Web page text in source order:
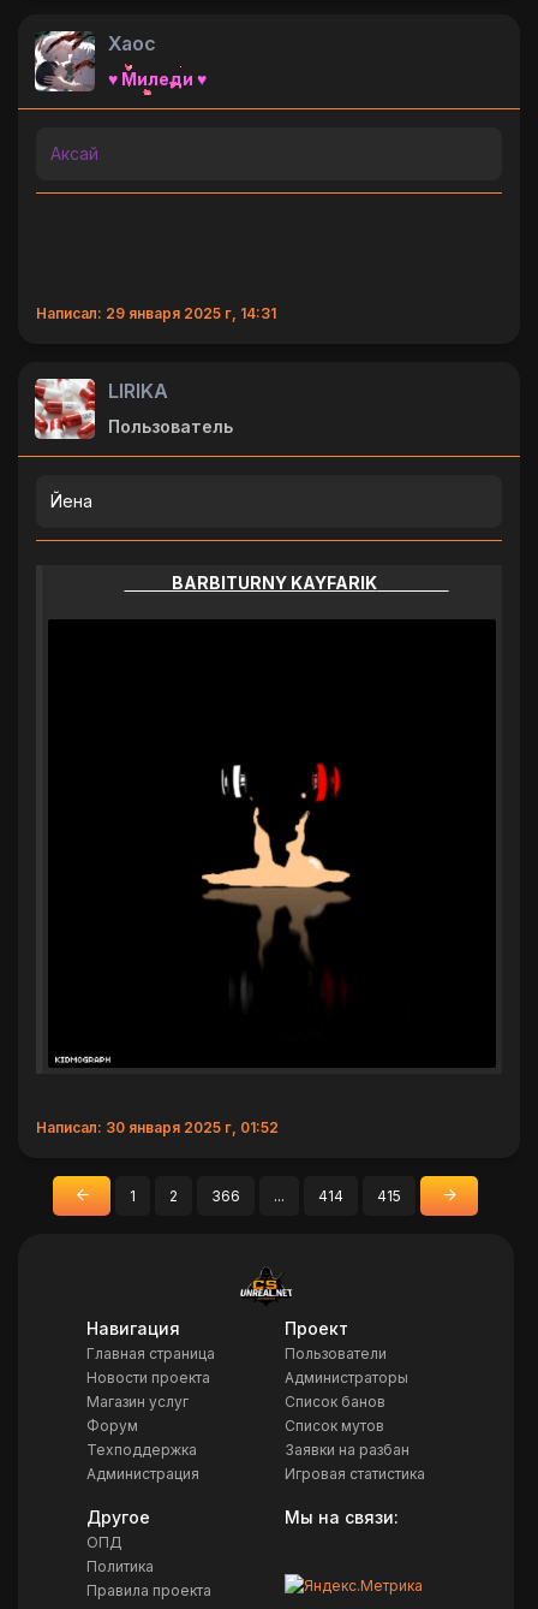
Хаос
♥ Миледи ♥
Аксай
Написал: 29 января 2025 г, 14:31
LlRlKA
Пользователь
Йена
BARBITURNY KAYFARIK
Написал: 30 января 2025 г, 01:52
« 1 2 366 ... 414 415 »
Навигация
Главная страница
Новости проекта
Магазин услуг
Форум
Техподдержка
Администрация
Проект
Пользователи
Администраторы
Список банов
Список мутов
Заявки на разбан
Игровая статистика
Другое
ОПД
Политика
Правила проекта
Мы на связи: